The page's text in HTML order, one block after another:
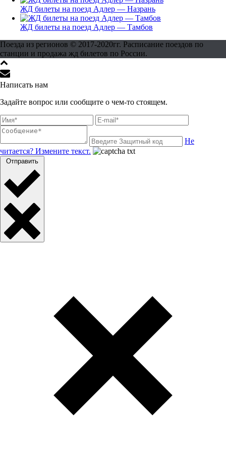
ЖД билеты на поезд Адлер — Назрань
ЖД билеты на поезд Адлер — Тамбов
Поезда из регионов © 2017-2020гг. Расписание поездов по
станции и продажа жд билетов по России.
Написать нам
Задайте вопрос или сообщите о чем-то стоящем.
Не
читается? Измените текст.
Отправить